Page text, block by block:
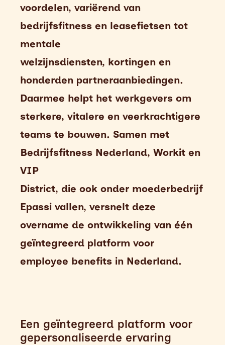
voordelen, variërend van
bedrijfsfitness en leasefietsen tot
mentale
welzijnsdiensten, kortingen en
honderden partneraanbiedingen.
Daarmee helpt het werkgevers om
sterkere, vitalere en veerkrachtigere
teams te bouwen. Samen met
Bedrijfsfitness Nederland, Workit en
VIP
District, die ook onder moederbedrijf
Epassi vallen, versnelt deze
overname de ontwikkeling van één
geïntegreerd platform voor
employee benefits in Nederland.
Een geïntegreerd platform voor
gepersonaliseerde ervaring